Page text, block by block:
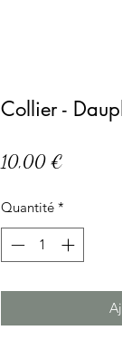
Collier -
10,00 €
Quantité *